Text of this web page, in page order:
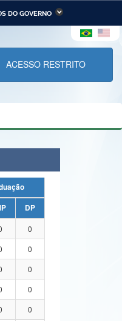
DO GOVERNO
e
ACESSO RESTRITO
DP
0
0
0
0
0